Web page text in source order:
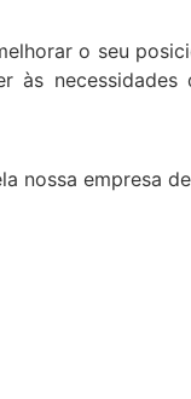
o seu
às
nossa empresa de